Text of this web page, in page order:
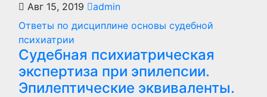
Авг 15, 2019
admin
Ответы по дисциплине основы судебной
психиатрии
Судебная психиатрическая
экспертиза при эпилепсии.
Эпилептические эквиваленты.